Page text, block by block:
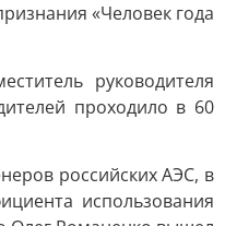
«Человек года
руководителя
проходило в 60
российских АЭС, в
использования